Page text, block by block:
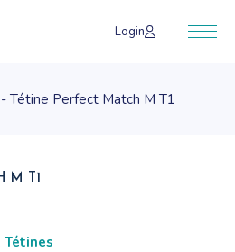
Login
Tétine Perfect Match M T1
M T1
Tétines